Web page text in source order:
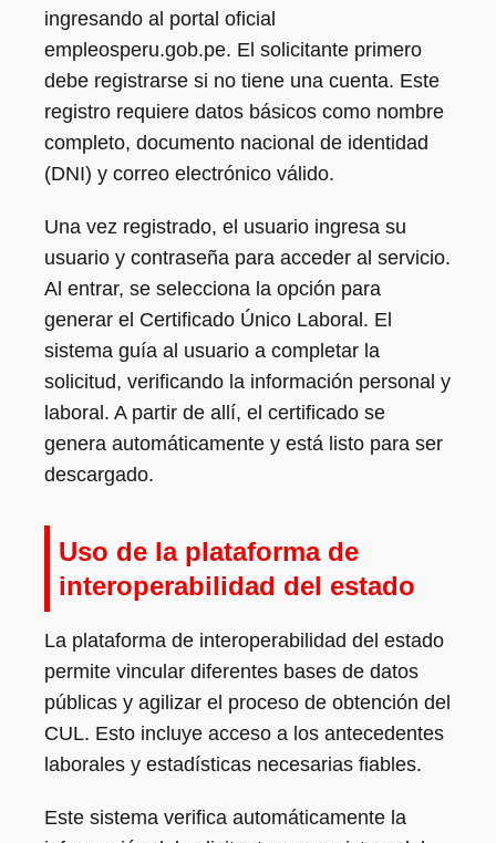
ingresando al portal oficial
empleosperu.gob.pe. El solicitante primero
debe registrarse si no tiene una cuenta. Este
registro requiere datos básicos como nombre
completo, documento nacional de identidad
(DNI) y correo electrónico válido.
Una vez registrado, el usuario ingresa su
usuario y contraseña para acceder al servicio.
Al entrar, se selecciona la opción para
generar el Certificado Único Laboral. El
sistema guía al usuario a completar la
solicitud, verificando la información personal y
laboral. A partir de allí, el certificado se
genera automáticamente y está listo para ser
descargado.
Uso de la plataforma de
interoperabilidad del estado
La plataforma de interoperabilidad del estado
permite vincular diferentes bases de datos
públicas y agilizar el proceso de obtención del
CUL. Esto incluye acceso a los antecedentes
laborales y estadísticas necesarias fiables.
Este sistema verifica automáticamente la